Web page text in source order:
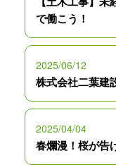
で働こう！
2025/06/12
株式会社二葉建
2025/04/04
春爛漫！桜が告